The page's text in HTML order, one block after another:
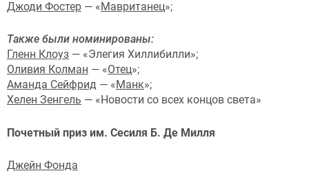
Джоди Фостер — «Мавританец»;
Также были номинированы:
Гленн Клоуз — «Элегия Хиллибилли»;
Оливия Колман — «Отец»;
Аманда Сейфрид — «Манк»;
Хелен Зенгель — «Новости со всех концов света»
Почетный приз им. Сесиля Б. Де Милля
Джейн Фонда